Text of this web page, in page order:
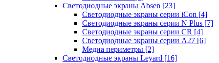
Светодиодные экраны Absen [23]
Светодиодные экраны серии iCon [4]
Светодиодные экраны серии N Plus [7]
Светодиодные экраны серии CR [4]
Светодиодные экраны серии А27 [6]
Медиа периметры [2]
Светодиодные экраны Leyard [16]